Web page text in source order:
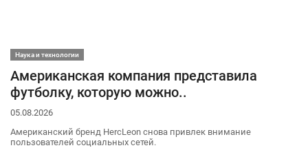
Наука и технологии
Американская компания представила
футболку, которую можно..
05.08.2026
Американский бренд HercLeon снова привлек внимание
пользователей социальных сетей.